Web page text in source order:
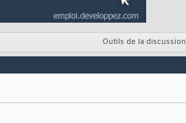
Outils de la discussion